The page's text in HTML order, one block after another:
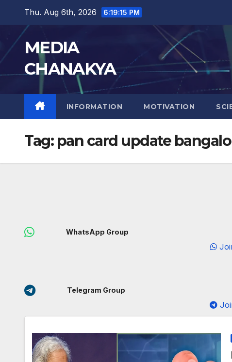
Thu. Aug 6th, 2026 6:19:16 PM
MEDIA
CHANAKYA
INFORMATION MOTIVATION
Tag: pan card update
WhatsApp Group
Telegram Group